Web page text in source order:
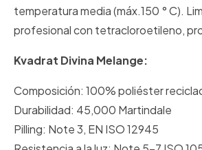
temperatura media (máx.150 ° C).
profesional con tetracloroetileno,
Kvadrat Divina Melange:
Composición: 100% poliéster
Durabilidad: 45,000 Martindale
Pilling: Note 3, EN ISO 12945